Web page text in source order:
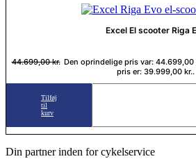
Excel El scooter Riga
44.699,00kr. Den oprindelige pris var: 44.699,00
pris er: 39.999,00 kr..
Tilføj
til
kurv
Din partner inden for cykelservice